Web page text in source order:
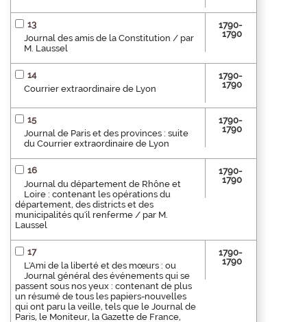
13
Journal des amis de la Constitution / par
M. Laussel
1790-
1790
14
Courrier extraordinaire de Lyon
1790-
1790
15
Journal de Paris et des provinces : suite
du Courrier extraordinaire de Lyon
1790-
1790
16
Journal du département de Rhône et
Loire : contenant les opérations du
département, des districts et des
municipalités qu'il renferme / par M.
Laussel
1790-
1790
17
L'Ami de la liberté et des mœurs : ou
Journal général des événements qui se
passent sous nos yeux : contenant de plus
un résumé de tous les papiers-nouvelles
qui ont paru la veille, tels que le Journal de
Paris, le Moniteur, la Gazette de France,
1790-
1790